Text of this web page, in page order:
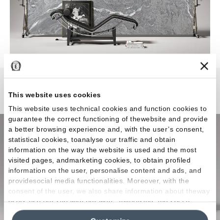
This website uses cookies
This website uses technical cookies and function cookies to
guarantee the correct functioning of thewebsite and provide
a better browsing experience and, with the user’s consent,
statistical cookies, toanalyse our traffic and obtain
information on the way the website is used and the most
visited pages, andmarketing cookies, to obtain profiled
information on the user, personalise content and ads, and
providesocial media functionalities. Moreover, with the
consent of the user, we also share information about theway
users use our site with our web, advertising and social
media analytics partners, who may combine itwith other
Level Stone